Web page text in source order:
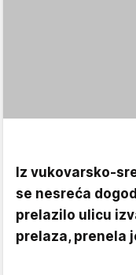
Iz vukovarsko-
se nesreća
prelazilo ulicu
prelaza, prenela